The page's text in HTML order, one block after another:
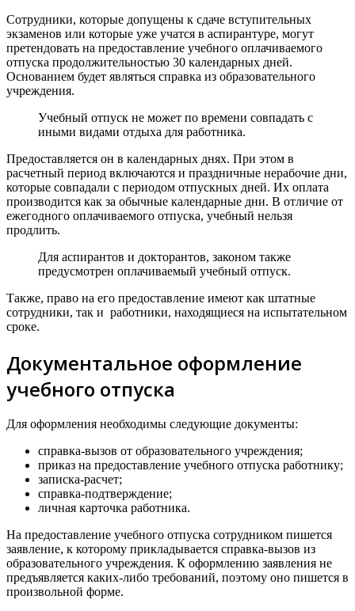
Сотрудники, которые допущены к сдаче вступительных
экзаменов или которые уже учатся в аспирантуре, могут
претендовать на предоставление учебного оплачиваемого
отпуска продолжительностью 30 календарных дней.
Основанием будет являться справка из образовательного
учреждения.
Учебный отпуск не может по времени совпадать с
иными видами отдыха для работника.
Предоставляется он в календарных днях. При этом в
расчетный период включаются и праздничные нерабочие дни,
которые совпадали с периодом отпускных дней. Их оплата
производится как за обычные календарные дни. В отличие от
ежегодного оплачиваемого отпуска, учебный нельзя
продлить.
Для аспирантов и докторантов, законом также
предусмотрен оплачиваемый учебный отпуск.
Также, право на его предоставление имеют как штатные
сотрудники, так и работники, находящиеся на испытательном
сроке.
Документальное оформление
учебного отпуска
Для оформления необходимы следующие документы:
справка-вызов от образовательного учреждения;
приказ на предоставление учебного отпуска работнику;
записка-расчет;
справка-подтверждение;
личная карточка работника.
На предоставление учебного отпуска сотрудником пишется
заявление, к которому прикладывается справка-вызов из
образовательного учреждения. К оформлению заявления не
предъявляется каких-либо требований, поэтому оно пишется в
произвольной форме.